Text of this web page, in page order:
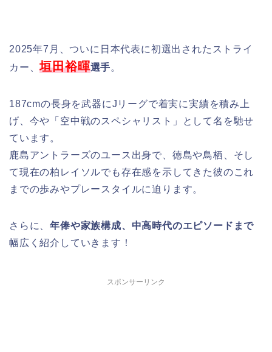
2025年7月、ついに日本代表に初選出されたストライ
カー、垣田裕暉選手。
187cmの長身を武器にJリーグで着実に実績を積み上
げ、今や「空中戦のスペシャリスト」として名を馳せ
ています。
鹿島アントラーズのユース出身で、徳島や鳥栖、そし
て現在の柏レイソルでも存在感を示してきた彼のこれ
までの歩みやプレースタイルに迫ります。
さらに、年俸や家族構成、中高時代のエピソードまで
幅広く紹介していきます！
スポンサーリンク